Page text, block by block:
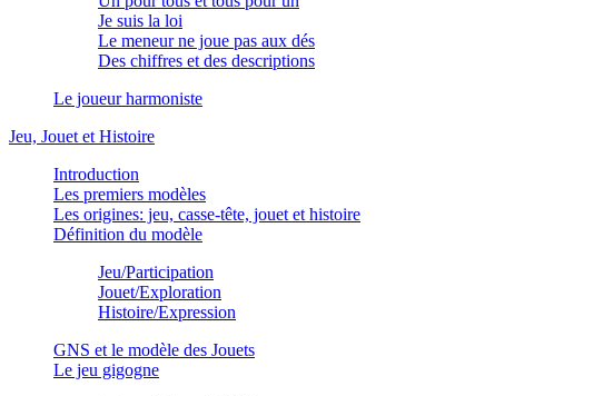
Je suis la loi
Le meneur ne joue pas aux dés
Des chiffres et des descriptions
Le joueur harmoniste
Jeu, Jouet et Histoire
Introduction
Les premiers modèles
Les origines: jeu, casse-tête, jouet et histoire
Définition du modèle
Jeu/Participation
Jouet/Exploration
Histoire/Expression
GNS et le modèle des Jouets
Le jeu gigogne